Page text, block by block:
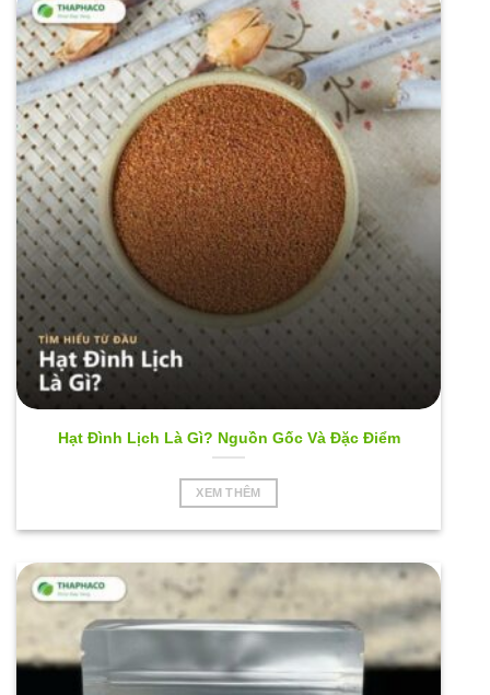
Hạt Đình Lịch Là Gì? Nguồn Gốc Và Đặc Điểm
XEM THÊM